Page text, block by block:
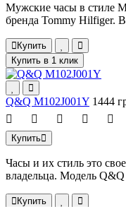
Мужские часы в стиле
бренда Tommy Hilfiger. В
Купить
Купить в 1 клик
Q&Q M102J001Y 1444
Купить
Часы и их стиль это
владельца. Модель
Купить